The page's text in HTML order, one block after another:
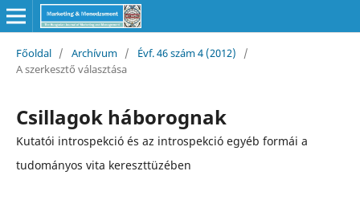
Főoldal / Archívum / Évf. 46 szám 4 (2012)
/
A szerkesztő választása
Csillagok háborognak
Kutatói introspekció és az introspekció egyéb formái a
tudományos vita kereszttüzében